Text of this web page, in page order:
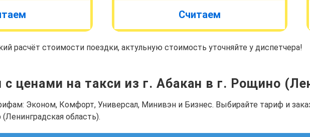
Считаем
расчёт стоимости поездки, актульную стоимость уточняйте у диспетчера!
ценами на такси из г. Абакан в г. Рощино
Эконом, Комфорт, Универсал, Минивэн и Бизнес. Выбирайте тариф и
область).